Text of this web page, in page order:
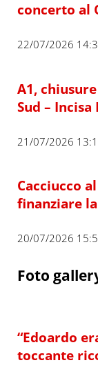
concerto al
22/07/2026
A1,
Sud – Incisa
21/07/2026
Cacciucco
finanziare
20/07/2026
Foto
“Edoardo
toccante